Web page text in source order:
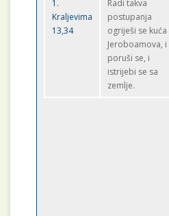
1.
Kraljevima
13,34
Radi takva
postupanja
ogriješi se kuća
Jeroboamova, i
poruši se, i
istrijebi se sa
zemlje.